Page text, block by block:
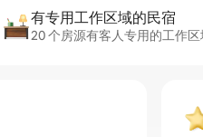
有专用工作区域的民宿
20 个房源有客人专用的工作区